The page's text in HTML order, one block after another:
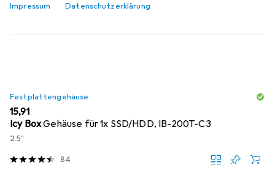
Impressum Datenschutzerklärung
338
Festplattengehäuse
EUR
15,91
Icy BoxGehäuse für 1x SSD/HDD, IB-200T-C3
2.5"
84